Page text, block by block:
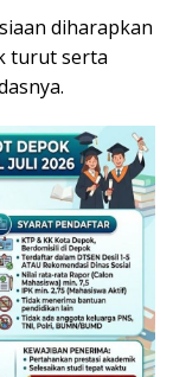
diharapkan
turut serta